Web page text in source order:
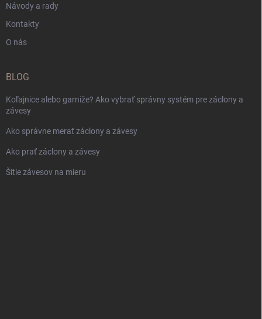
Návody a rady
Kontakty
O nás
BLOG
Koľajnice alebo garniže? Ako vybrať správny systém pre záclony a
závesy
Ako správne merať záclony a závesy
Ako prať záclony a závesy
Šitie závesov na mieru